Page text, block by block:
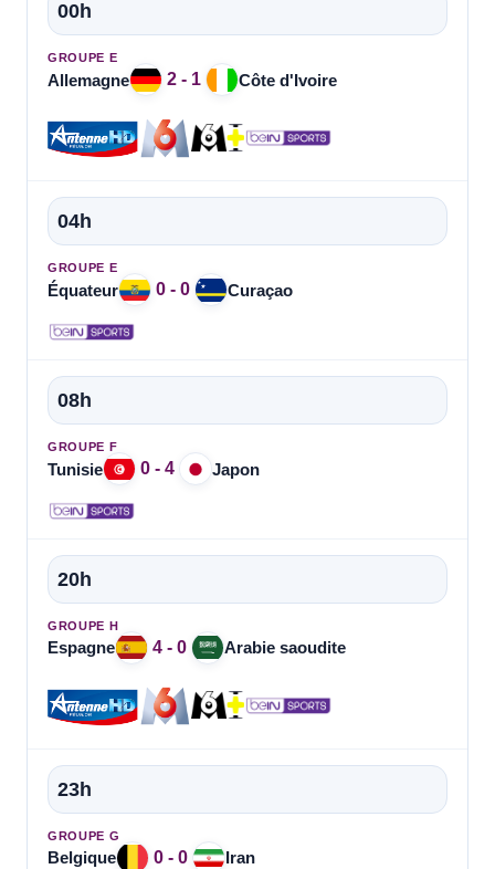
00h
GROUPE E
Allemagne 2 - 1 Côte d'Ivoire
04h
GROUPE E
Équateur 0 - 0 Curaçao
08h
GROUPE F
Tunisie 0 - 4 Japon
20h
GROUPE H
Espagne 4 - 0 Arabie saoudite
23h
GROUPE G
Belgique 0 - 0 Iran